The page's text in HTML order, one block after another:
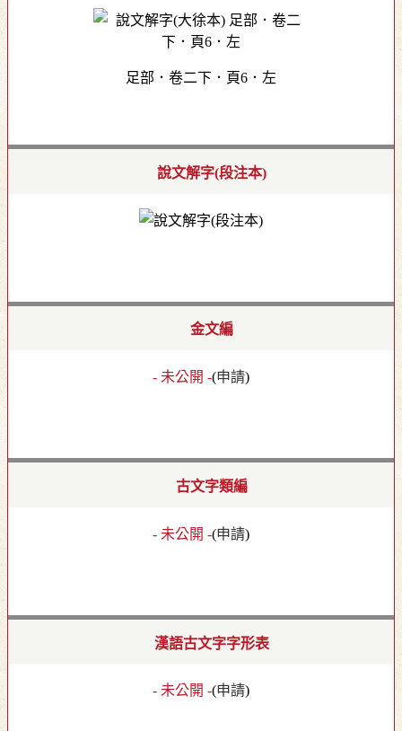
足部．卷二下．頁6．左
說文解字(段注本)
金文編
- 未公開 -(申請)
古文字類編
- 未公開 -(申請)
漢語古文字字形表
- 未公開 -(申請)